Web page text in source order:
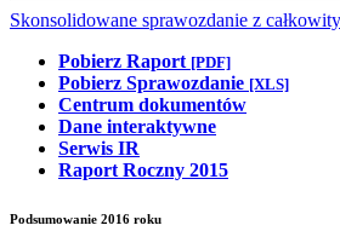
Skonsolidowane sprawozdanie z
Pobierz Raport [PDF]
Pobierz Sprawozdanie [XLS]
Centrum dokumentów
Dane interaktywne
Serwis IR
Raport Roczny 2015
Podsumowanie 2016 roku